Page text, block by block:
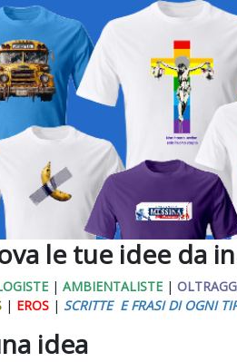
le tue idee da
| AMBIENTALISTE |
| EROS | SCRITTE E FRASI DI OGNI
idea